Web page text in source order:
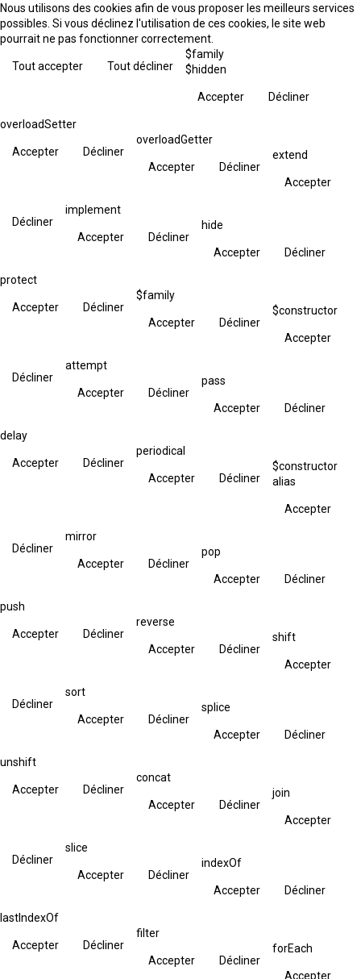
Nous utilisons des cookies afin de vous proposer les meilleurs services
possibles. Si vous déclinez l'utilisation de ces cookies, le site web
pourrait ne pas fonctionner correctement.
Tout accepter Tout décliner
$family
$hidden
Accepter Décliner
overloadSetter
Accepter Décliner
overloadGetter
Accepter Décliner
extend
Accepter
Décliner
implement
Accepter Décliner
hide
Accepter Décliner
protect
Accepter Décliner
$family
Accepter Décliner
$constructor
Accepter
Décliner
attempt
Accepter Décliner
pass
Accepter Décliner
delay
Accepter Décliner
periodical
Accepter Décliner
$constructor
alias
Accepter
Décliner
mirror
Accepter Décliner
pop
Accepter Décliner
push
Accepter Décliner
reverse
Accepter Décliner
shift
Accepter
Décliner
sort
Accepter Décliner
splice
Accepter Décliner
unshift
Accepter Décliner
concat
Accepter Décliner
join
Accepter
Décliner
slice
Accepter Décliner
indexOf
Accepter Décliner
lastIndexOf
Accepter Décliner
filter
Accepter Décliner
forEach
Accepter